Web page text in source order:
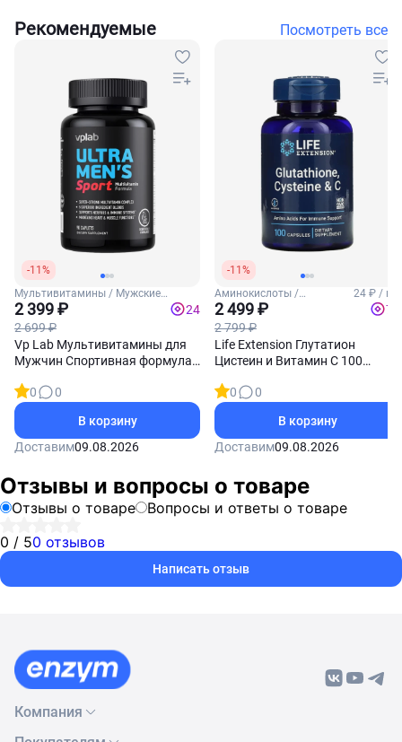
Рекомендуемые Посмотреть все
-11%
Мультивитамины / Мужские
витамины
2 399 ₽
2 699 ₽
24
Vp Lab Мультивитамины для
Мужчин Спортивная формула
0
0
В корзину
Доставим09.08.2026
-11%
Аминокислоты /
Комплексные
аминокислоты
24 ₽ / шт
2 499 ₽
2 799 ₽
75
Life Extension Глутатион
Цистеин и Витамин С 100
0
0
В корзину
Доставим09.08.2026
Отзывы и вопросы о товаре
Отзывы о товаре
Вопросы и ответы о товаре
0 / 50 отзывов
Написать отзыв
Компания